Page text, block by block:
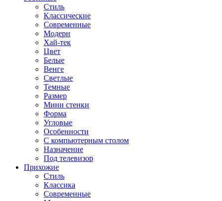
Стиль
Классические
Современные
Модерн
Хай-тек
Цвет
Белые
Венге
Светлые
Темные
Размер
Мини стенки
Форма
Угловые
Особенности
С компьютерным столом
Назначение
Под телевизор
Прихожие
Стиль
Классика
Современные